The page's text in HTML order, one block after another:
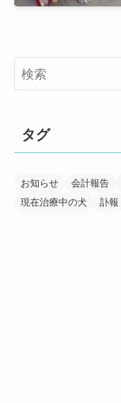
タグ
お知らせ 会計報告
現在治療中の犬
訃報